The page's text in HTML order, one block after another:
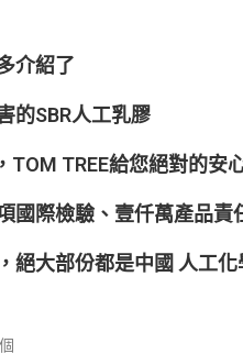
介紹了
的SBR人工乳膠
TOM TREE給您絕對的安
國際檢驗、壹仟萬產品責
絕大部份都是中國 人工化